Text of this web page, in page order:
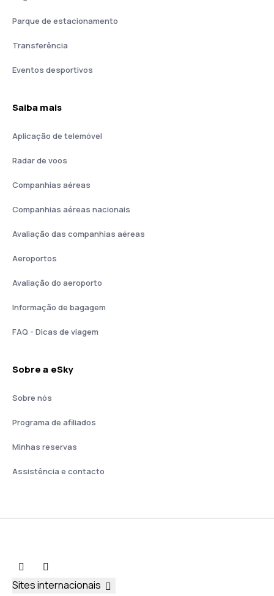
Parque de estacionamento
Transferência
Eventos desportivos
Saiba mais
Aplicação de telemóvel
Radar de voos
Companhias aéreas
Companhias aéreas nacionais
Avaliação das companhias aéreas
Aeroportos
Avaliação do aeroporto
Informação de bagagem
FAQ - Dicas de viagem
Sobre a eSky
Sobre nós
Programa de afiliados
Minhas reservas
Assistência e contacto
Sites internacionais